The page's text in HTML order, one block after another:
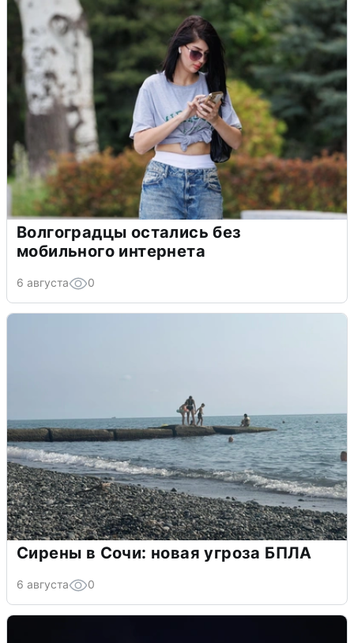
Волгоградцы остались без
мобильного интернета
6 августа 0
Сирены в Сочи: новая угроза БПЛА
6 августа 0